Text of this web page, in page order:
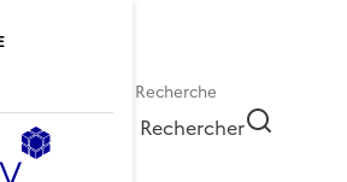
Rechercher